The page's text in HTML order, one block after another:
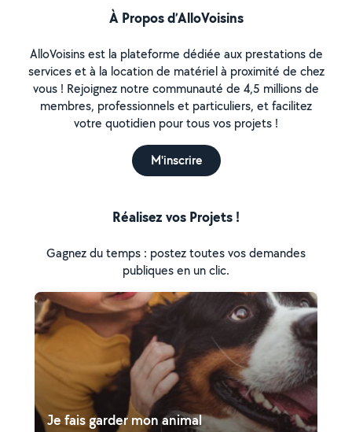
À Propos d’AlloVoisins
AlloVoisins est la plateforme dédiée aux prestations de
services et à la location de matériel à proximité de chez
vous ! Rejoignez notre communauté de 4,5 millions de
membres, professionnels et particuliers, et facilitez
votre quotidien pour tous vos projets !
M'inscrire
Réalisez vos Projets !
Gagnez du temps : postez toutes vos demandes
publiques en un clic.
Je fais garder mon animal